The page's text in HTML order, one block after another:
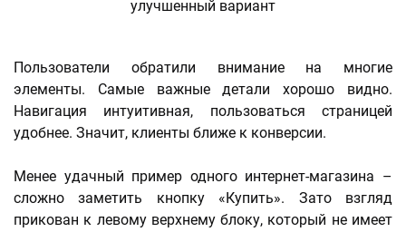
Пользователи обратили внимание на многие
элементы. Самые важные детали хорошо видно.
Навигация интуитивная, пользоваться страницей
удобнее. Значит, клиенты ближе к конверсии.
Менее удачный пример одного интернет-магазина –
сложно заметить кнопку «Купить». Зато взгляд
прикован к левому верхнему блоку, который не имеет